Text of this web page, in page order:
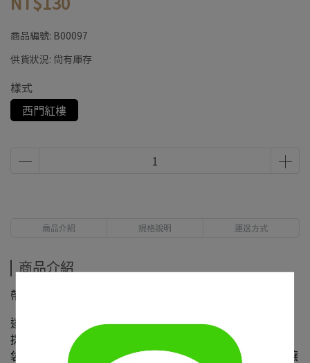
商品編號: B00097
供貨狀況: 尚有庫存
樣式
西門紅樓
商品介紹 規格說明 運送方式
商品介紹
帶著台灣走進日常生活
這款 台灣限定雙用帆布袋以厚實耐重的帆布製成，無論手
提或肩揹都舒適好背。
袋身印有濃濃台灣風情圖案，結合在地文化與美感設計，讓